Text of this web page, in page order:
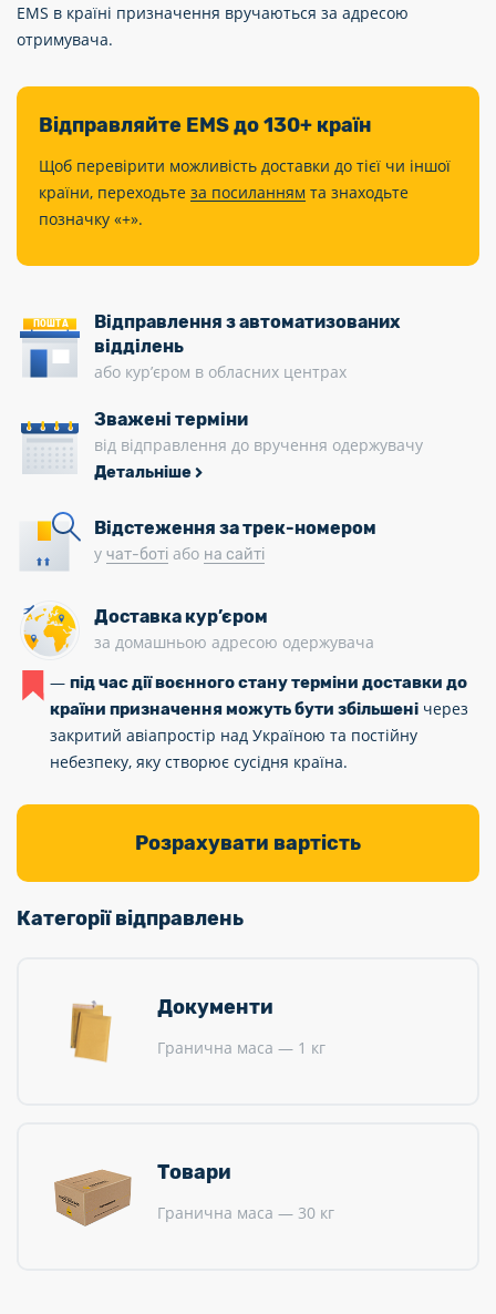
EMS в країні призначення вручаються за адресою
отримувача.
Відправляйте EMS до 130+ країн
Щоб перевірити можливість доставки до тієї чи іншої
країни, переходьте за посиланням та знаходьте
позначку «+».
ПОШТА
Відправлення з автоматизованих
відділень
або кур’єром в обласних центрах
Зважені терміни
від відправлення до вручення одержувачу
Детальніше
Відстеження за трек-номером
у чат-боті або на сайті
Доставка кур’єром
за домашньою адресою одержувача
— під час дії воєнного стану терміни доставки до
країни призначення можуть бути збільшені через
закритий авіапростір над Україною та постійну
небезпеку, яку створює сусідня країна.
Розрахувати вартість
Категорії відправлень
Документи
Гранична маса — 1 кг
Товари
Гранична маса — 30 кг